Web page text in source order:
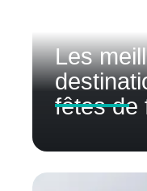
Les
fêtes de